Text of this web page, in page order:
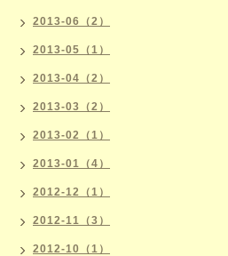
2013-06（2）
2013-05（1）
2013-04（2）
2013-03（2）
2013-02（1）
2013-01（4）
2012-12（1）
2012-11（3）
2012-10（1）